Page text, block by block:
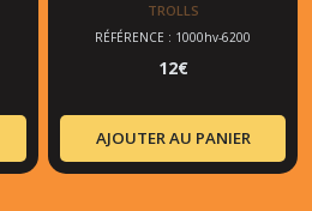
TROLLS
RÉFÉRENCE : 1000hv-6200
12€
AJOUTER AU PANIER